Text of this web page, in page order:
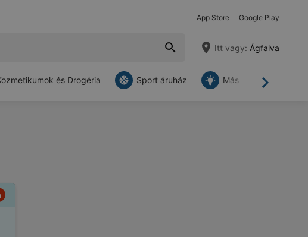
App Store Google Play
Itt vagy: Ágfalva
Tovább
és Drogéria Sport áruház Más